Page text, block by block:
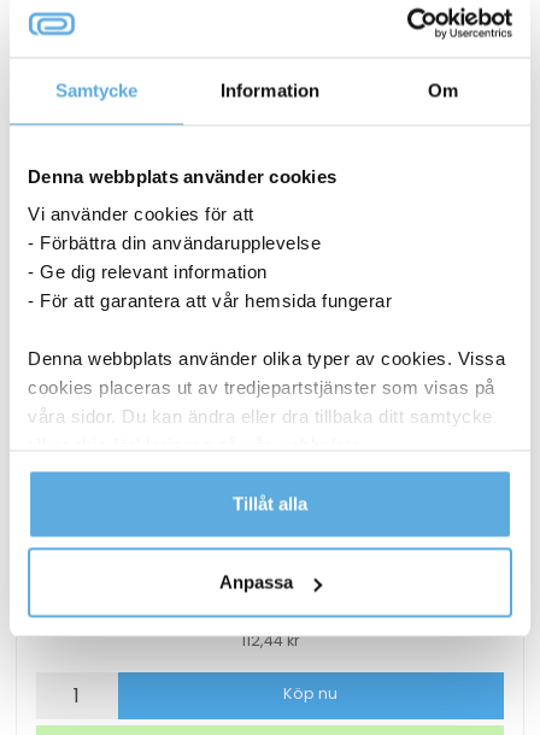
Samtycke Information Om
Denna webbplats använder cookies
Vi använder cookies för att
- Förbättra din användarupplevelse
- Ge dig relevant information
- För att garantera att vår hemsida fungerar
Denna webbplats använder olika typer av cookies. Vissa
cookies placeras ut av tredjepartstjänster som visas på
våra sidor. Du kan ändra eller dra tillbaka ditt samtycke
Läs mer i vår integritetspolicy om vilka vi är, hur du
kontaktar oss och på vilket sätt vi behandlar
Tillåt alla
Anpassa
ANDRA KÖPTE OCKSÅ
Märkband Dymo Letra tag vit
112,44kr
Märkband
Köp nu